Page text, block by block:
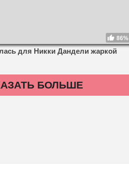
86%
для Никки Дандели жаркой
БОЛЬШЕ